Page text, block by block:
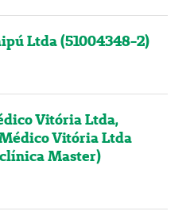
Ltda (51004348-2)
Vitória Ltda,
Vitória Ltda
Master)